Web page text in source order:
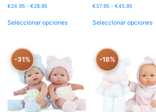
€24.95 - €28.95
Seleccionar opciones
€37.95 - €45.95
Seleccionar opciones
-31% -18%